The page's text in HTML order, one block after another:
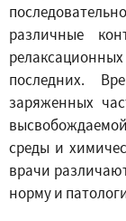
различные
последних.
заряженных
среды и
врачи
норму и